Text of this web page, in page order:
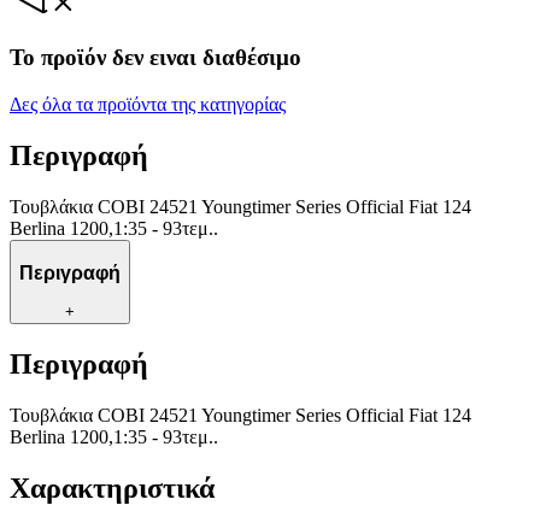
Το προϊόν δεν ειναι διαθέσιμο
Δες όλα τα προϊόντα της κατηγορίας
Περιγραφή
Τουβλάκια COBI 24521 Youngtimer Series Official Fiat 124
Berlina 1200,1:35 - 93τεμ..
Περιγραφή
+
Περιγραφή
Τουβλάκια COBI 24521 Youngtimer Series Official Fiat 124
Berlina 1200,1:35 - 93τεμ..
Χαρακτηριστικά